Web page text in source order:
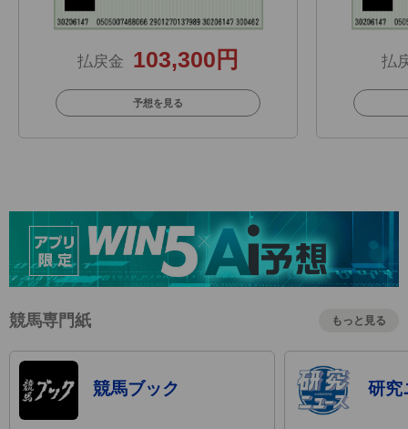
払戻金 103,300円
予想を見る
払
競馬専門紙 もっと見る
競馬ブック 研究